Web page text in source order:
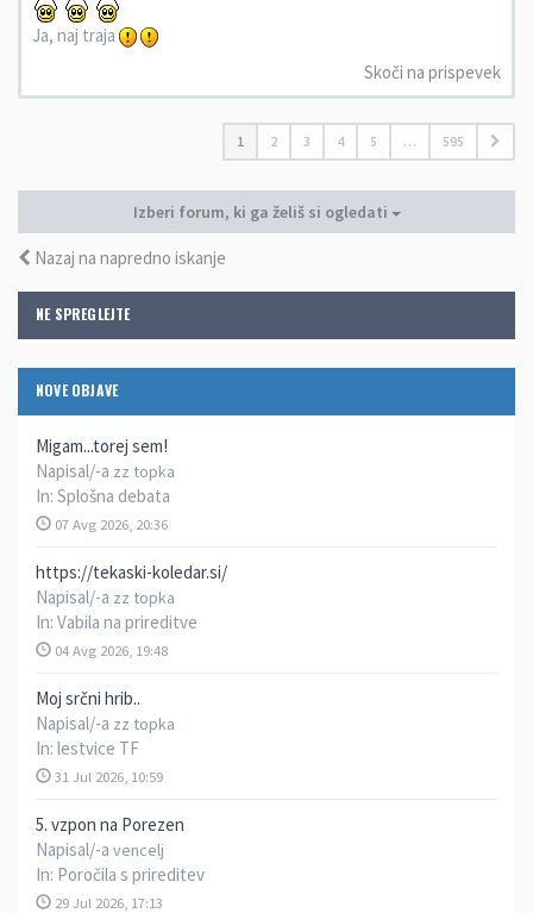
NE SPREGLEJTE
NOVE OBJAVE
Migam...torej sem!
Napisal/-a zz topka
In: Splošna debata
07 Avg 2026, 20:36
https://tekaski-koledar.si/
Napisal/-a zz topka
In: Vabila na prireditve
04 Avg 2026, 19:48
Moj srčni hrib..
Napisal/-a zz topka
In: lestvice TF
31 Jul 2026, 10:59
5. vzpon na Porezen
Napisal/-a vencelj
In: Poročila s prireditev
29 Jul 2026, 17:13
Ja, naj traja
Skoči na prispevek
1 2 3 4 5 … 595
Izberi forum, ki ga želiš si ogledati
Nazaj na napredno iskanje